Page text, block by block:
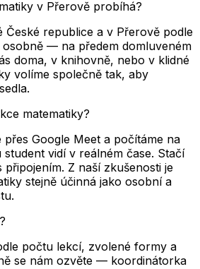
v Přerově probíhá?
České republice a v Přerově podle
— na předem domluveném
doma, v knihovně, nebo v klidné
volíme společně tak, aby
matematiky?
přes Google Meet a počítáme na
vidí v reálném čase. Stačí
Z naší zkušenosti je
stejně účinná jako osobní a
počtu lekcí, zvolené formy a
se nám ozvěte — koordinátorka